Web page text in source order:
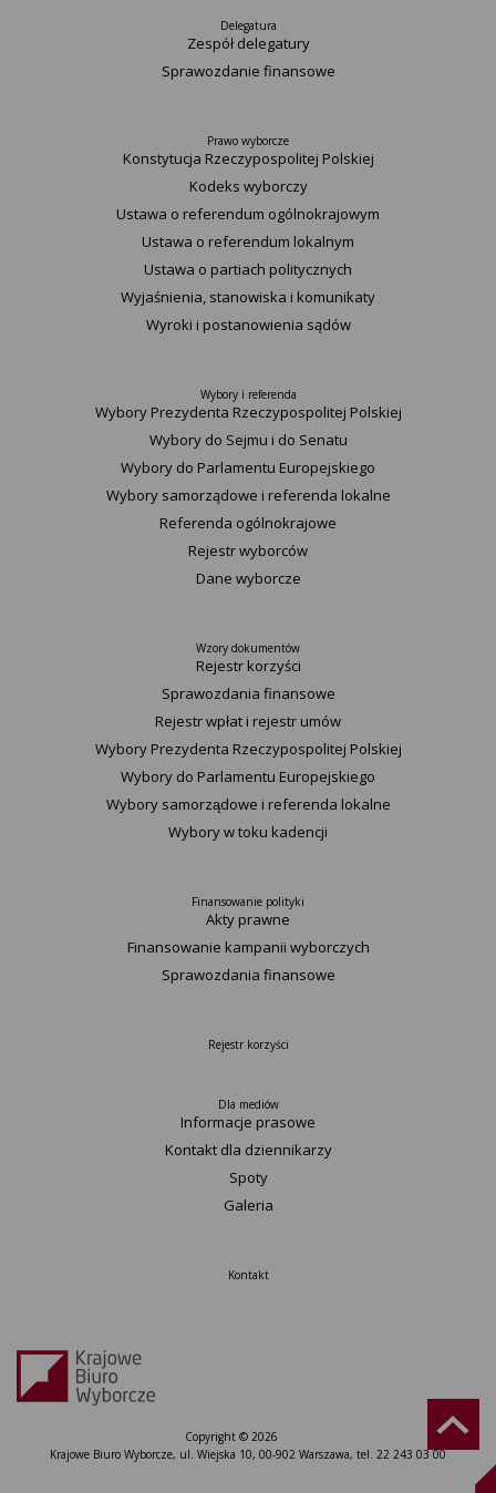
Delegatura
Zespół delegatury
Sprawozdanie finansowe
Prawo wyborcze
Konstytucja Rzeczypospolitej Polskiej​
Kodeks wyborczy
Ustawa o referendum ogólnokrajowym
Ustawa o referendum lokalnym
Ustawa o partiach politycznych
Wyjaśnienia, stanowiska i komunikaty
Wyroki i postanowienia sądów
Wybory i referenda
Wybory Prezydenta Rzeczypospolitej Polskiej
Wybory do Sejmu i do Senatu
Wybory do Parlamentu Europejskiego
Wybory samorządowe i referenda lokalne
Referenda ogólnokrajowe
Rejestr wyborców
Dane wyborcze
Wzory dokumentów
Rejestr korzyści
Sprawozdania finansowe
Rejestr wpłat i rejestr umów
Wybory Prezydenta Rzeczypospolitej Polskiej
Wybory do Parlamentu Europejskiego
Wybory samorządowe i referenda lokalne
Wybory w toku kadencji
Finansowanie polityki
Akty prawne
Finansowanie kampanii wyborczych
Sprawozdania finansowe
Rejestr korzyści
Dla mediów
Informacje prasowe
Kontakt dla dziennikarzy
Spoty
Galeria
Kontakt
Copyright © 2026
Krajowe Biuro Wyborcze, ul. Wiejska 10, 00-902 Warszawa, tel. 22 243 03 00